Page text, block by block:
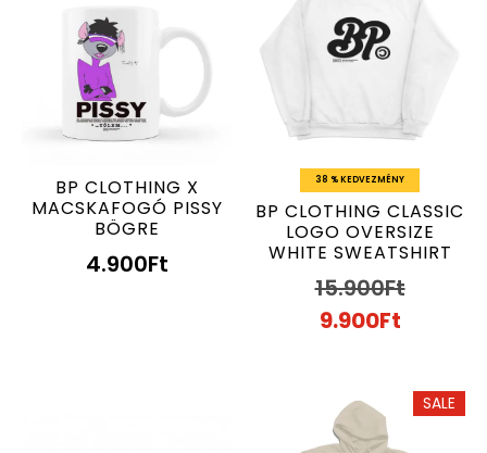
BP CLOTHING X
MACSKAFOGÓ PISSY
BÖGRE
4.900Ft
38 % KEDVEZMÉNY
BP CLOTHING CLASSIC
LOGO OVERSIZE
WHITE SWEATSHIRT
15.900Ft
9.900Ft
SALE